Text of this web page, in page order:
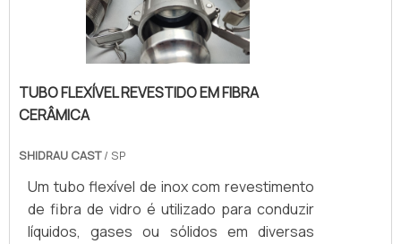
TUBO FLEXÍVEL REVESTIDO EM FIBRA
CERÂMICA
SHIDRAU CAST/ SP
Um tubo flexível de inox com revestimento
de fibra de vidro é utilizado para conduzir
líquidos, gases ou sólidos em diversas